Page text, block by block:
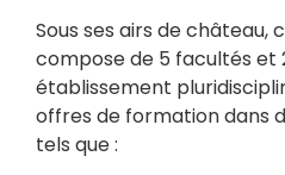
Sous ses airs de château,
compose de 5 facultés et
établissement
offres de formation dans
tels que :